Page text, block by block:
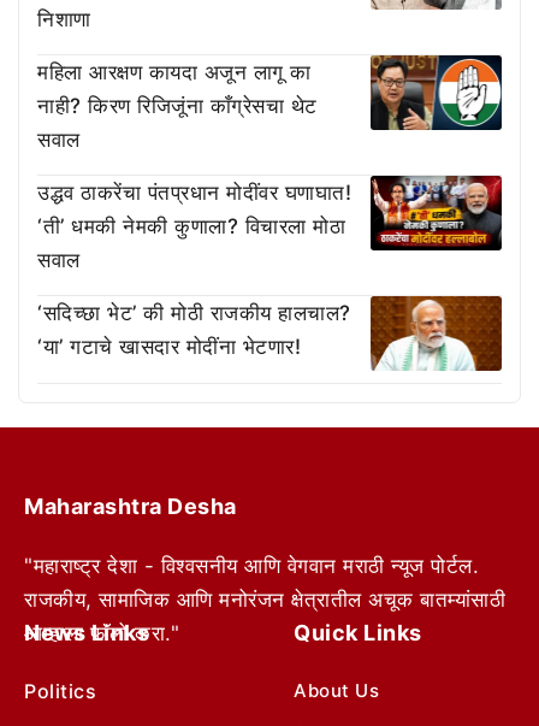
निशाणा
महिला आरक्षण कायदा अजून लागू का
नाही? किरण रिजिजूंना काँग्रेसचा थेट
सवाल
उद्धव ठाकरेंचा पंतप्रधान मोदींवर घणाघात!
‘ती’ धमकी नेमकी कुणाला? विचारला मोठा
सवाल
‘सदिच्छा भेट’ की मोठी राजकीय हालचाल?
‘या’ गटाचे खासदार मोदींना भेटणार!
Maharashtra Desha
"महाराष्ट्र देशा - विश्वसनीय आणि वेगवान मराठी न्यूज पोर्टल.
राजकीय, सामाजिक आणि मनोरंजन क्षेत्रातील अचूक बातम्यांसाठी
आम्हाला फॉलो करा."
News Links
Politics
Quick Links
About Us